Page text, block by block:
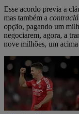
Esse acordo previa a
mas também a
opção, pagando um
negociarem, agora, a
nove milhões, um